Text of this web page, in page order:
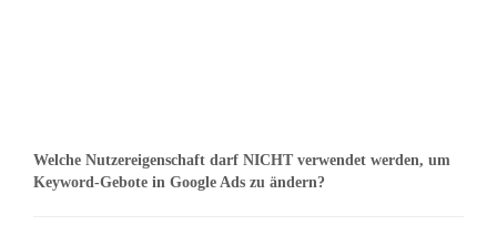
Welche Nutzereigenschaft darf NICHT verwendet werden, um
Keyword-Gebote in Google Ads zu ändern?